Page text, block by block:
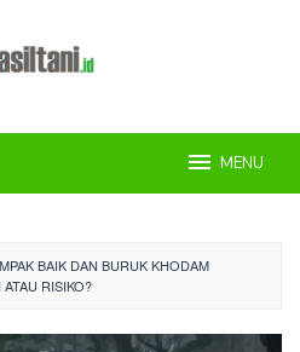
MENU
BAIK DAN BURUK KHODAM
RISIKO?